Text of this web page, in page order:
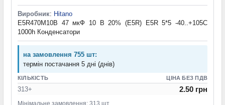
Виробник: Hitano
E5R470M10B 47 мкФ 10 В 20% (E5R) E5R 5*5 -40..+105C
1000h Конденсатори
на замовлення 755 шт:
термін постачання 5 дні (днів)
КІЛЬКІСТЬ ЦІНА БЕЗ ПДВ
313+ 2.50 грн